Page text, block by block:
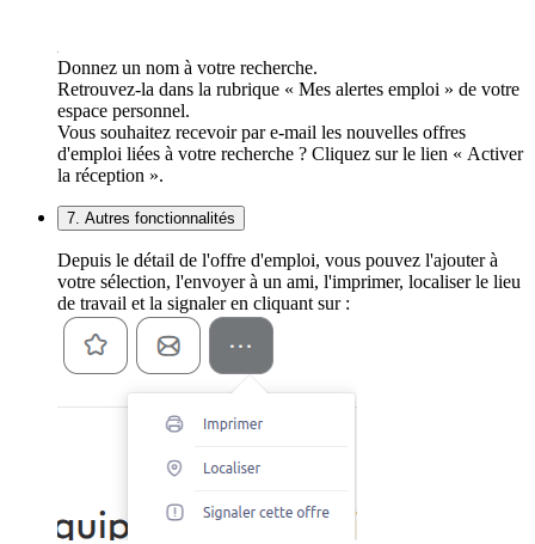
Donnez un nom à votre recherche.
Retrouvez-la dans la rubrique « Mes alertes emploi » de votre
espace personnel.
Vous souhaitez recevoir par e-mail les nouvelles offres
d'emploi liées à votre recherche ? Cliquez sur le lien « Activer
la réception ».
7. Autres fonctionnalités
Depuis le détail de l'offre d'emploi, vous pouvez l'ajouter à
votre sélection, l'envoyer à un ami, l'imprimer, localiser le lieu
de travail et la signaler en cliquant sur :